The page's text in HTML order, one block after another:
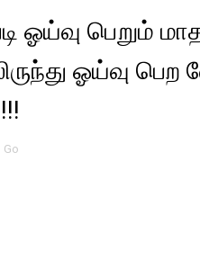
ஓய்வு பெறும்
ஓய்வு
Go